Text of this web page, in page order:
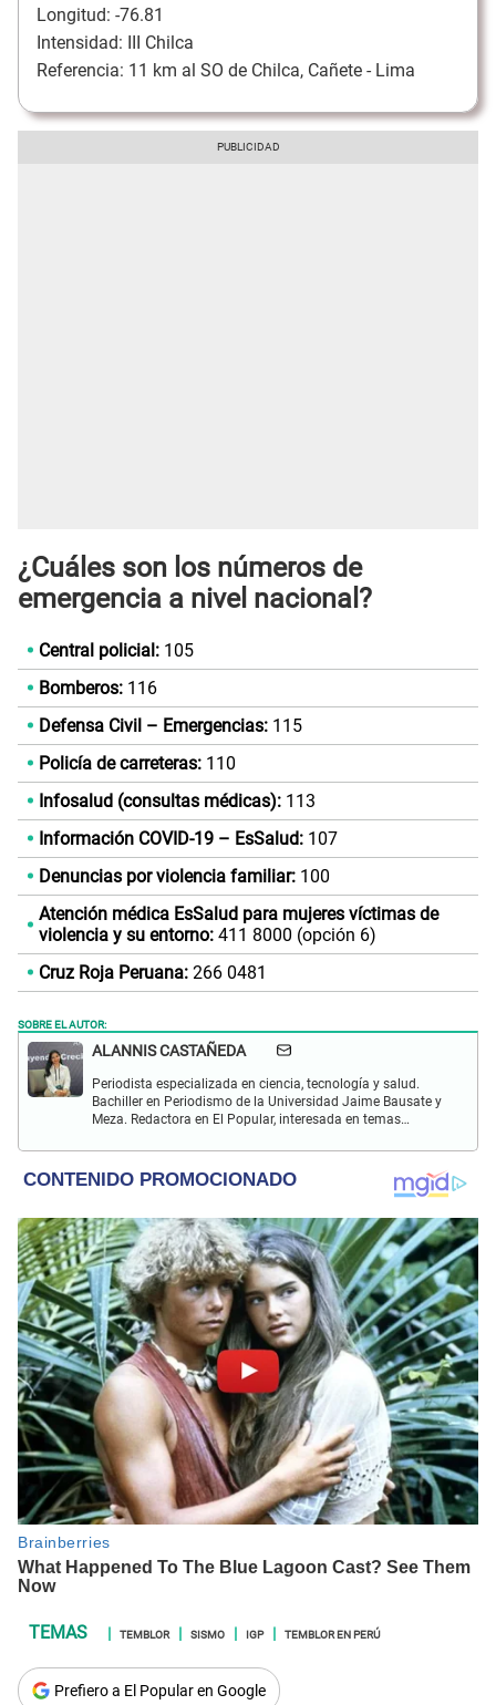
Longitud: -76.81
Intensidad: III Chilca
Referencia: 11 km al SO de Chilca, Cañete - Lima
¿Cuáles son los números de
emergencia a nivel nacional?
Central policial:105
Bomberos:116
Defensa Civil – Emergencias:115
Policía de carreteras:110
Infosalud (consultas médicas):113
Información COVID-19 – EsSalud:107
Denuncias por violencia familiar:100
Atención médica EsSalud para mujeres víctimas de
violencia y su entorno:411 8000 (opción 6)
Cruz Roja Peruana:266 0481
SOBRE EL AUTOR:
ALANNIS CASTAÑEDA
Periodista especializada en ciencia, tecnología y salud.
Bachiller en Periodismo de la Universidad Jaime Bausate y
Meza. Redactora en El Popular, interesada en temas
astronómicos, hallazgos y más.
TEMBLOR SISMO IGP TEMBLOR EN PERÚ
Prefiero a El Popular en Google